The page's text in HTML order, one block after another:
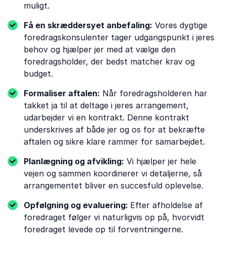
muligt.
Få en skræddersyet anbefaling: Vores dygtige
foredragskonsulenter tager udgangspunkt i jeres
behov og hjælper jer med at vælge den
foredragsholder, der bedst matcher krav og
budget.
Formaliser aftalen: Når foredragsholderen har
takket ja til at deltage i jeres arrangement,
udarbejder vi en kontrakt. Denne kontrakt
underskrives af både jer og os for at bekræfte
aftalen og sikre klare rammer for samarbejdet.
Planlægning og afvikling: Vi hjælper jer hele
vejen og sammen koordinerer vi detaljerne, så
arrangementet bliver en succesfuld oplevelse.
Opfølgning og evaluering: Efter afholdelse af
foredraget følger vi naturligvis op på, hvorvidt
foredraget levede op til forventningerne.